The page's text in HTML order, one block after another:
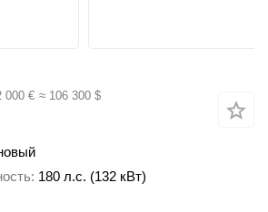
000 € ≈ 106 300 $
180 л.с. (132 кВт)